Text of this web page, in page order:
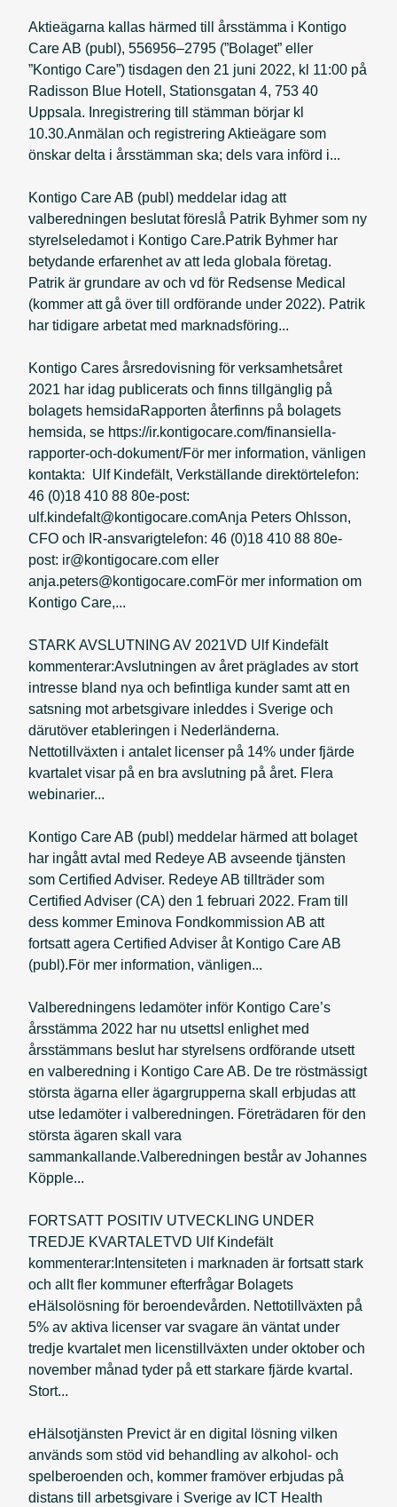
Aktieägarna kallas härmed till årsstämma i Kontigo
Care AB (publ), 556956–2795 (”Bolaget” eller
”Kontigo Care”) tisdagen den 21 juni 2022, kl 11:00 på
Radisson Blue Hotell, Stationsgatan 4, 753 40
Uppsala. Inregistrering till stämman börjar kl
10.30.Anmälan och registrering Aktieägare som
önskar delta i årsstämman ska; dels vara införd i...
Kontigo Care AB (publ) meddelar idag att
valberedningen beslutat föreslå Patrik Byhmer som ny
styrelseledamot i Kontigo Care.Patrik Byhmer har
betydande erfarenhet av att leda globala företag.
Patrik är grundare av och vd för Redsense Medical
(kommer att gå över till ordförande under 2022). Patrik
har tidigare arbetat med marknadsföring...
Kontigo Cares årsredovisning för verksamhetsåret
2021 har idag publicerats och finns tillgänglig på
bolagets hemsidaRapporten återfinns på bolagets
hemsida, se https://ir.kontigocare.com/finansiella-
rapporter-och-dokument/För mer information, vänligen
kontakta: Ulf Kindefält, Verkställande direktörtelefon:
46 (0)18 410 88 80e-post:
ulf.kindefalt@kontigocare.comAnja Peters Ohlsson,
CFO och IR-ansvarigtelefon: 46 (0)18 410 88 80e-
post: ir@kontigocare.com eller
anja.peters@kontigocare.comFör mer information om
Kontigo Care,...
STARK AVSLUTNING AV 2021VD Ulf Kindefält
kommenterar:Avslutningen av året präglades av stort
intresse bland nya och befintliga kunder samt att en
satsning mot arbetsgivare inleddes i Sverige och
därutöver etableringen i Nederländerna.
Nettotillväxten i antalet licenser på 14% under fjärde
kvartalet visar på en bra avslutning på året. Flera
webinarier...
Kontigo Care AB (publ) meddelar härmed att bolaget
har ingått avtal med Redeye AB avseende tjänsten
som Certified Adviser. Redeye AB tillträder som
Certified Adviser (CA) den 1 februari 2022. Fram till
dess kommer Eminova Fondkommission AB att
fortsatt agera Certified Adviser åt Kontigo Care AB
(publ).För mer information, vänligen...
Valberedningens ledamöter inför Kontigo Care’s
årsstämma 2022 har nu utsettsI enlighet med
årsstämmans beslut har styrelsens ordförande utsett
en valberedning i Kontigo Care AB. De tre röstmässigt
största ägarna eller ägargrupperna skall erbjudas att
utse ledamöter i valberedningen. Företrädaren för den
största ägaren skall vara
sammankallande.Valberedningen består av Johannes
Köpple...
FORTSATT POSITIV UTVECKLING UNDER
TREDJE KVARTALETVD Ulf Kindefält
kommenterar:Intensiteten i marknaden är fortsatt stark
och allt fler kommuner efterfrågar Bolagets
eHälsolösning för beroendevården. Nettotillväxten på
5% av aktiva licenser var svagare än väntat under
tredje kvartalet men licenstillväxten under oktober och
november månad tyder på ett starkare fjärde kvartal.
Stort...
eHälsotjänsten Previct är en digital lösning vilken
används som stöd vid behandling av alkohol- och
spelberoenden och, kommer framöver erbjudas på
distans till arbetsgivare i Sverige av ICT Health